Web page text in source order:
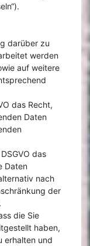
darüber zu
werden
auf weitere
das Recht,
Daten
das
Daten
nach
der
die Sie
haben,
erhalten und